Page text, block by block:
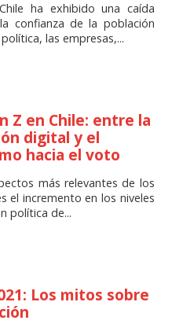
ha exhibido una caída
confianza de la población
las empresas,...
Z en Chile: entre la
digital y el
hacia el voto
más relevantes de los
el incremento en los niveles
política de...
Los mitos sobre